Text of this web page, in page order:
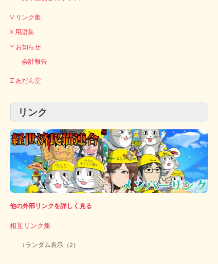
V リンク集
X 用語集
Y お知らせ
会計報告
Z あだん堂
リンク
他の外部リンクを詳しく見る
相互リンク集
↓ランダム表示（2）